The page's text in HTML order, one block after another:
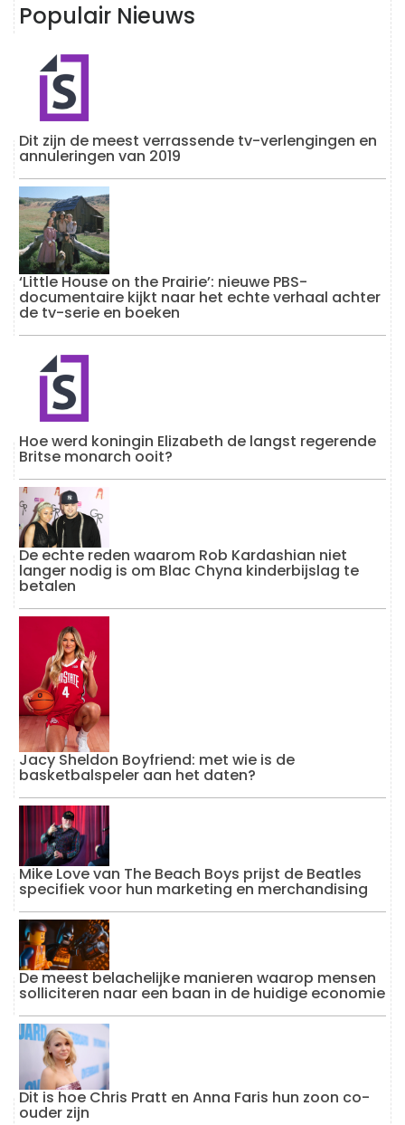
Populair Nieuws
Dit zijn de meest verrassende tv-verlengingen en
annuleringen van 2019
‘Little House on the Prairie’: nieuwe PBS-
documentaire kijkt naar het echte verhaal achter
de tv-serie en boeken
Hoe werd koningin Elizabeth de langst regerende
Britse monarch ooit?
De echte reden waarom Rob Kardashian niet
langer nodig is om Blac Chyna kinderbijslag te
betalen
Jacy Sheldon Boyfriend: met wie is de
basketbalspeler aan het daten?
Mike Love van The Beach Boys prijst de Beatles
specifiek voor hun marketing en merchandising
De meest belachelijke manieren waarop mensen
solliciteren naar een baan in de huidige economie
Dit is hoe Chris Pratt en Anna Faris hun zoon co-
ouder zijn